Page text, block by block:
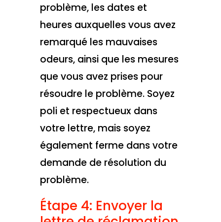
problème, les dates et
heures auxquelles vous avez
remarqué les mauvaises
odeurs, ainsi que les mesures
que vous avez prises pour
résoudre le problème. Soyez
poli et respectueux dans
votre lettre, mais soyez
également ferme dans votre
demande de résolution du
problème.
Étape 4: Envoyer la